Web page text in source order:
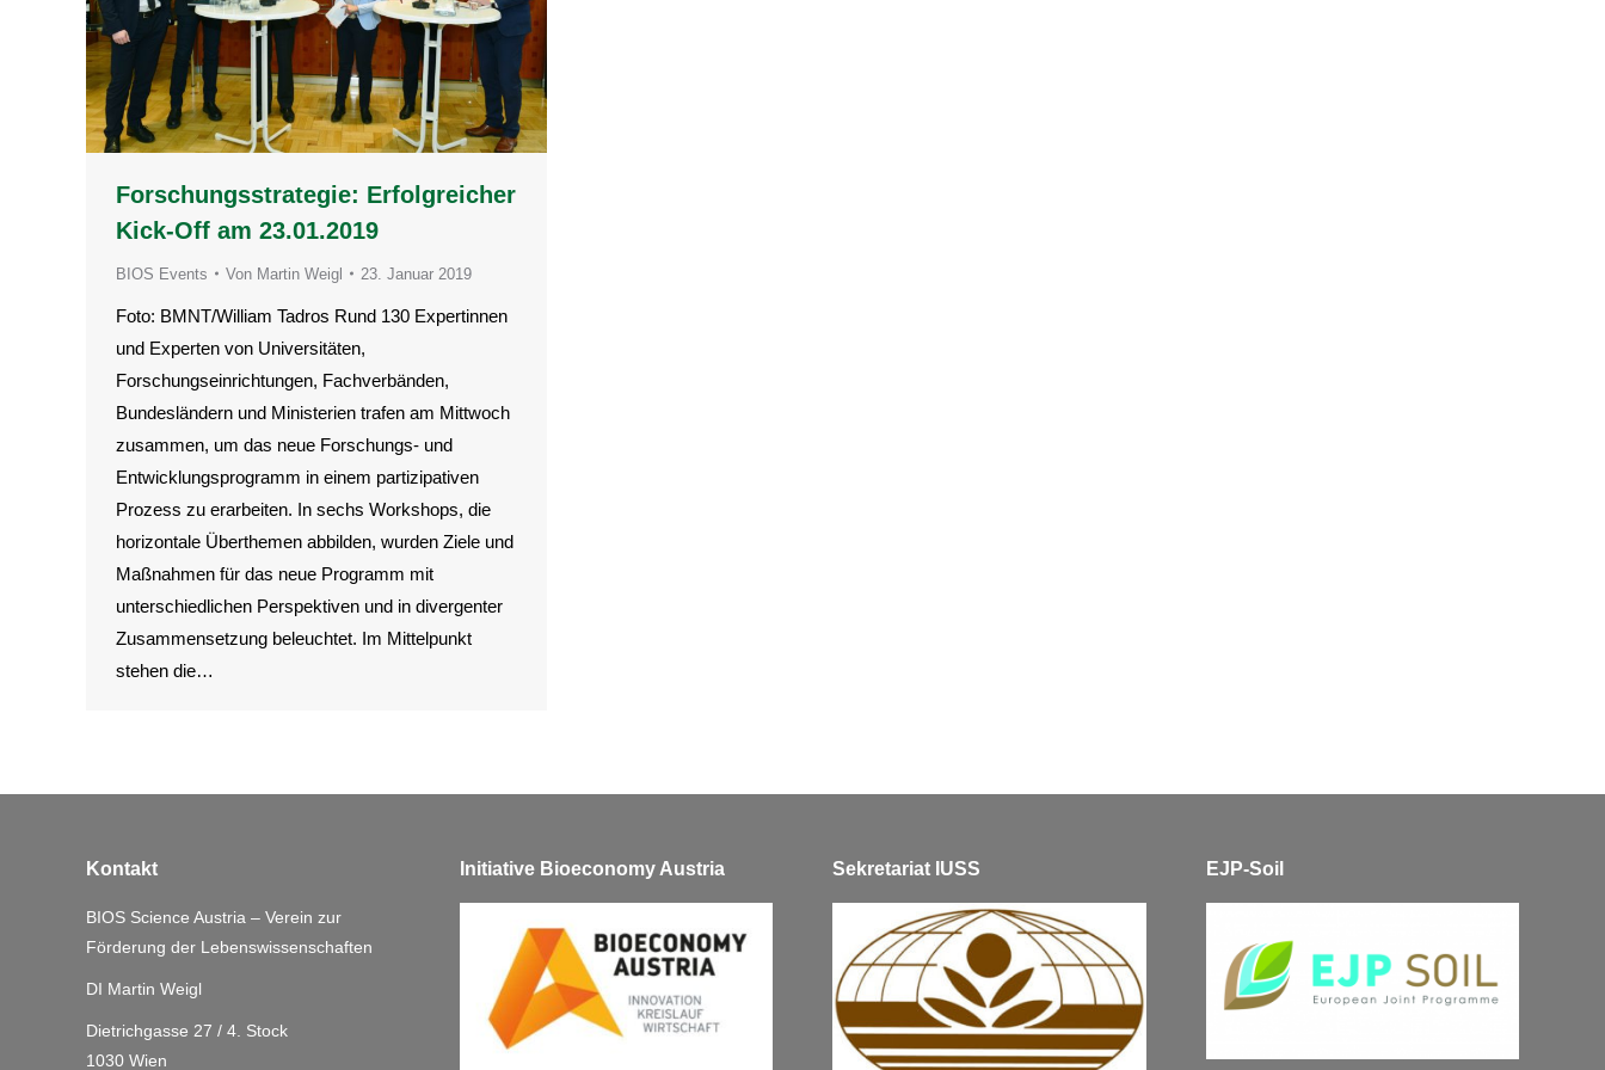
Forschungsstrategie: Erfolgreicher
Kick-Off am 23.01.2019
BIOS Events Von Martin Weigl 23. Januar 2019
Foto: BMNT/William Tadros Rund 130 Expertinnen
und Experten von Universitäten,
Forschungseinrichtungen, Fachverbänden,
Bundesländern und Ministerien trafen am Mittwoch
zusammen, um das neue Forschungs- und
Entwicklungsprogramm in einem partizipativen
Prozess zu erarbeiten. In sechs Workshops, die
horizontale Überthemen abbilden, wurden Ziele und
Maßnahmen für das neue Programm mit
unterschiedlichen Perspektiven und in divergenter
Zusammensetzung beleuchtet. Im Mittelpunkt
stehen die…
Kontakt
BIOS Science Austria – Verein zur
Förderung der Lebenswissenschaften
DI Martin Weigl
Dietrichgasse 27 / 4. Stock
1030 Wien
Initiative Bioeconomy Austria Sekretariat IUSS EJP-Soil